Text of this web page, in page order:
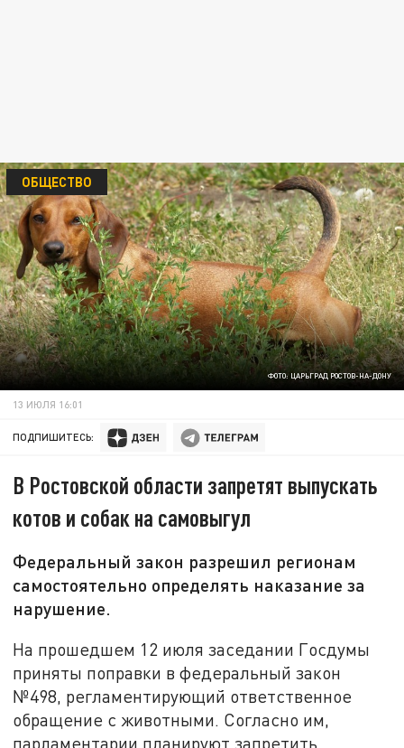
ФОТО: ЦАРЬГРАД РОСТОВ-НА-ДОНУ
ОБЩЕСТВО
13 ИЮЛЯ 16:01
ПОДПИШИТЕСЬ:
В Ростовской области запретят выпускать
котов и собак на самовыгул
Федеральный закон разрешил регионам
самостоятельно определять наказание за
нарушение.
На прошедшем 12 июля заседании Госдумы
приняты поправки в федеральный закон
№498, регламентирующий ответственное
обращение с животными. Согласно им,
парламентарии планируют запретить